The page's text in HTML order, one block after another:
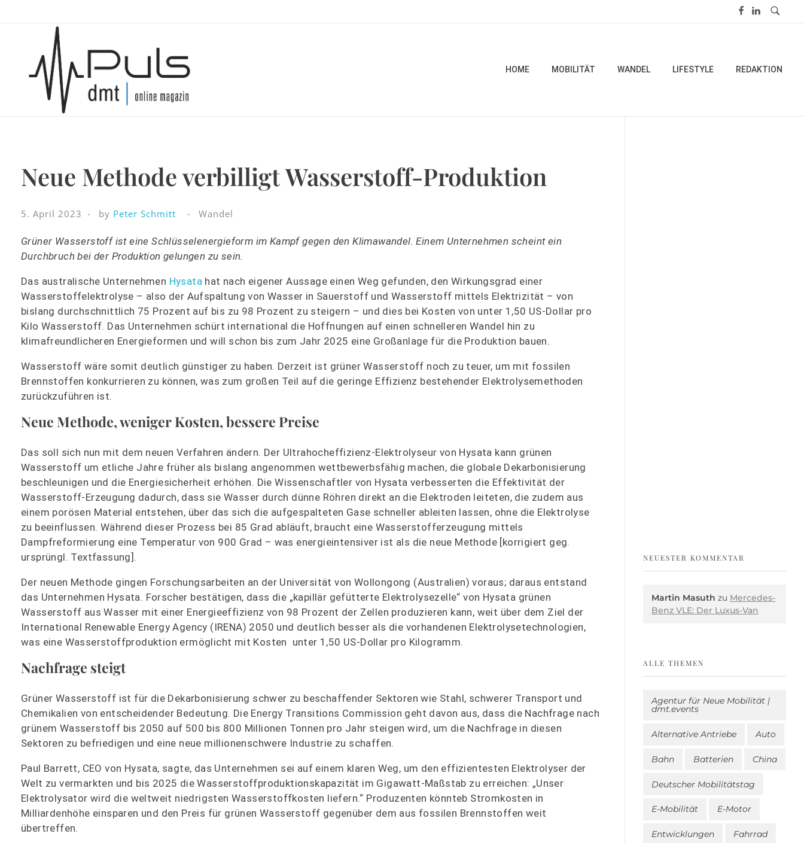
Puls Magazin
HOME MOBILITÄT WANDEL LIFESTYLE REDAKTION
Neue Methode verbilligt Wasserstoff-Produktion
5. April 2023 by Peter Schmitt Wandel
Grüner Wasserstoff ist eine Schlüsselenergieform im Kampf gegen den Klimawandel. Einem Unternehmen scheint ein
Durchbruch bei der Produktion gelungen zu sein.
Das australische Unternehmen Hysata hat nach eigener Aussage einen Weg gefunden, den Wirkungsgrad einer
Wasserstoffelektrolyse – also der Aufspaltung von Wasser in Sauerstoff und Wasserstoff mittels Elektrizität – von
bislang durchschnittlich 75 Prozent auf bis zu 98 Prozent zu steigern – und dies bei Kosten von unter 1,50 US-Dollar pro
Kilo Wasserstoff. Das Unternehmen schürt international die Hoffnungen auf einen schnelleren Wandel hin zu
klimafreundlicheren Energieformen und will schon bis zum Jahr 2025 eine Großanlage für die Produktion bauen.
Wasserstoff wäre somit deutlich günstiger zu haben. Derzeit ist grüner Wasserstoff noch zu teuer, um mit fossilen
Brennstoffen konkurrieren zu können, was zum großen Teil auf die geringe Effizienz bestehender Elektrolysemethoden
zurückzuführen ist.
Neue Methode, weniger Kosten, bessere Preise
Das soll sich nun mit dem neuen Verfahren ändern. Der Ultrahocheffizienz-Elektrolyseur von Hysata kann grünen
Wasserstoff um etliche Jahre früher als bislang angenommen wettbewerbsfähig machen, die globale Dekarbonisierung
beschleunigen und die Energiesicherheit erhöhen. Die Wissenschaftler von Hysata verbesserten die Effektivität der
Wasserstoff-Erzeugung dadurch, dass sie Wasser durch dünne Röhren direkt an die Elektroden leiteten, die zudem aus
einem porösen Material entstehen, über das sich die aufgespalteten Gase schneller ableiten lassen, ohne die Elektrolyse
zu beeinflussen. Während dieser Prozess bei 85 Grad abläuft, braucht eine Wasserstofferzeugung mittels
Dampfreformierung eine Temperatur von 900 Grad – was energieintensiver ist als die neue Methode [korrigiert geg.
ursprüngl. Textfassung].
Der neuen Methode gingen Forschungsarbeiten an der Universität von Wollongong (Australien) voraus; daraus entstand
das Unternehmen Hysata. Forscher bestätigen, dass die „kapillär gefütterte Elektrolysezelle“ von Hysata grünen
Wasserstoff aus Wasser mit einer Energieeffizienz von 98 Prozent der Zellen produzieren kann, weit über dem Ziel der
International Renewable Energy Agency (IRENA) 2050 und deutlich besser als die vorhandenen Elektrolysetechnologien,
was eine Wasserstoffproduktion ermöglicht mit Kosten unter 1,50 US-Dollar pro Kilogramm.
Nachfrage steigt
Grüner Wasserstoff ist für die Dekarbonisierung schwer zu beschaffender Sektoren wie Stahl, schwerer Transport und
Chemikalien von entscheidender Bedeutung. Die Energy Transitions Commission geht davon aus, dass die Nachfrage nach
grünem Wasserstoff bis 2050 auf 500 bis 800 Millionen Tonnen pro Jahr steigen wird, um die Nachfrage in diesen
Sektoren zu befriedigen und eine neue millionenschwere Industrie zu schaffen.
Paul Barrett, CEO von Hysata, sagte, das Unternehmen sei auf einem klaren Weg, um den effizientesten Elektrolyser der
Welt zu vermarkten und bis 2025 die Wasserstoffproduktionskapazität im Gigawatt-Maßstab zu erreichen: „Unser
Elektrolysator wird die weltweit niedrigsten Wasserstoffkosten liefern.“ Produzenten könnteb Stromkosten in
Milliardenhöhe einsparen und den Preis für grünen Wasserstoff gegenüber dem aus fossilen Brennstoffen weit
übertreffen.
NEUESTER KOMMENTAR
Martin Masuth zu Mercedes-
Benz VLE: Der Luxus-Van
ALLE THEMEN
Agentur für Neue Mobilität |
dmt.events
Alternative Antriebe Auto
Bahn Batterien China
Deutscher Mobilitätstag
E-Mobilität E-Motor
Entwicklungen Fahrrad